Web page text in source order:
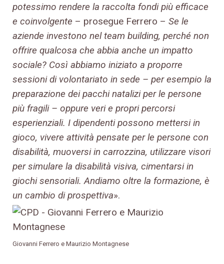
potessimo rendere la raccolta fondi più efficace
e coinvolgente – prosegue Ferrero – Se le
aziende investono nel team building, perché non
offrire qualcosa che abbia anche un impatto
sociale? Così abbiamo iniziato a proporre
sessioni di volontariato in sede – per esempio la
preparazione dei pacchi natalizi per le persone
più fragili – oppure veri e propri percorsi
esperienziali. I dipendenti possono mettersi in
gioco, vivere attività pensate per le persone con
disabilità, muoversi in carrozzina, utilizzare visori
per simulare la disabilità visiva, cimentarsi in
giochi sensoriali. Andiamo oltre la formazione, è
un cambio di prospettiva».
Giovanni Ferrero e Maurizio Montagnese